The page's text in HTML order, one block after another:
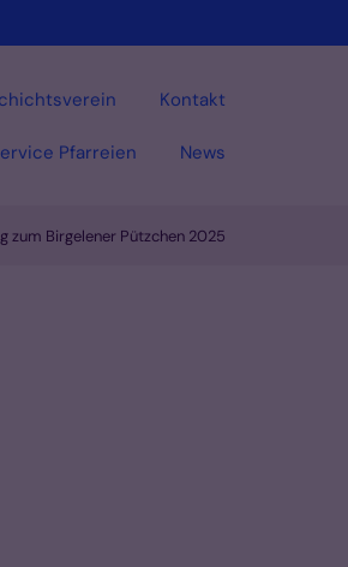
Pfarreien News
Kontakt
zum Birgelener Pützchen 2025